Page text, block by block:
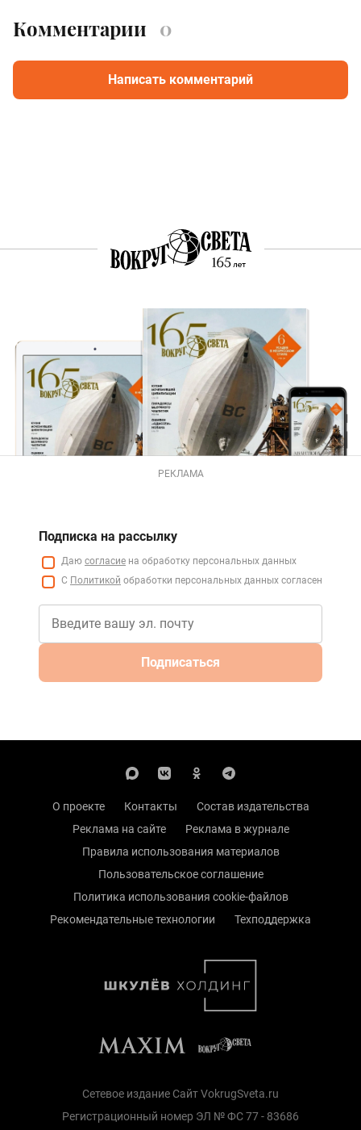
Комментарии 0
Написать комментарий
РЕКЛАМА
Подписка на рассылку
Даю согласие на обработку персональных данных
С Политикой обработки персональных данных согласен
Подписаться
О проекте Контакты
Состав издательства
Реклама на сайте
Реклама в журнале
Правила использования материалов
Пользовательское соглашение
Политика использования cookie-файлов
Рекомендательные технологии
Техподдержка
Сетевое издание Сайт VokrugSveta.ru
Регистрационный номер ЭЛ № ФС 77 - 83686